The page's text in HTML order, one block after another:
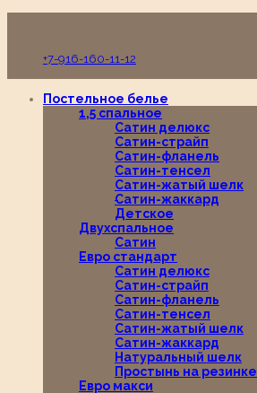
+7-916-160-11-12
Постельное белье
1,5 спальное
Сатин делюкс
Сатин-страйп
Сатин-фланель
Сатин-тенсел
Сатин-жатый шелк
Сатин-жаккард
Детское
Двухспальное
Сатин
Евро стандарт
Сатин делюкс
Сатин-страйп
Сатин-фланель
Сатин-тенсел
Сатин-жатый шелк
Сатин-жаккард
Натуральный шелк
Простынь на резинке
Евро макси